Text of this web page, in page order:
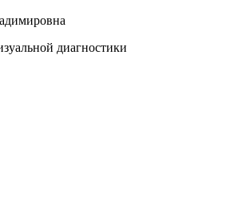
диагностики